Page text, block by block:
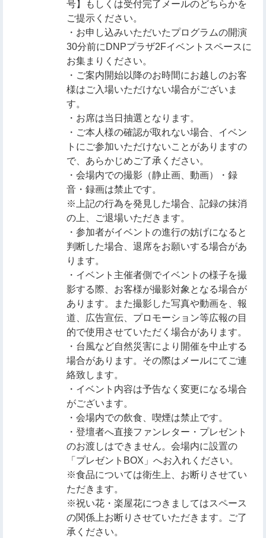
号】もしくは受付完了メールのどちらかを
ご提示ください。
・お申し込みいただいたプログラムの開演
30分前にDNPプラザ2Fイベントスペースに
お集まりください。
・ご案内開始以降のお時間にお越しのお客
様はご入場いただけない場合がございま
す。
・お席は当日抽選となります。
・ご本人様の確認が取れない場合、イベン
トにご参加いただけないことがありますの
で、あらかじめご了承ください。
・会場内での撮影（静止画、動画）・録
音・録画は禁止です。
※上記の行為を発見した場合、記録の抹消
の上、ご退場いただきます。
・参加者がイベントの進行の妨げになると
判断した場合、退席をお願いする場合があ
ります。
・イベント主催者側でイベントの様子を撮
影する際、お客様が撮影対象となる場合が
あります。また撮影した写真や動画を、報
道、広告宣伝、プロモーション等広報の目
的で使用させていただく場合があります。
・台風など自然災害により開催を中止する
場合があります。その際はメールにてご連
絡致します。
・イベント内容は予告なく変更になる場合
がございます。
・会場内での飲食、喫煙は禁止です。
・登壇者へ直接ファンレター・プレゼント
のお渡しはできません。会場内に設置の
「プレゼントBOX」へお入れください。
※食品については衛生上、お断りさせてい
ただきます。
※祝い花・楽屋花につきましてはスペース
の関係上お断りさせていただきます。ご了
承ください。